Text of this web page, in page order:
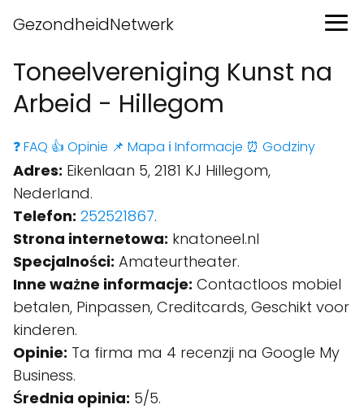
GezondheidNetwerk
Toneelvereniging Kunst na
Arbeid - Hillegom
❓ FAQ 👍 Opinie 📌 Mapa ℹ️ Informacje ⏰ Godziny
Adres: Eikenlaan 5, 2181 KJ Hillegom,
Nederland.
Telefon: 252521867.
Strona internetowa: knatoneel.nl
Specjalności: Amateurtheater.
Inne ważne informacje: Contactloos mobiel
betalen, Pinpassen, Creditcards, Geschikt voor
kinderen.
Opinie: Ta firma ma 4 recenzji na Google My
Business.
Średnia opinia: 5/5.